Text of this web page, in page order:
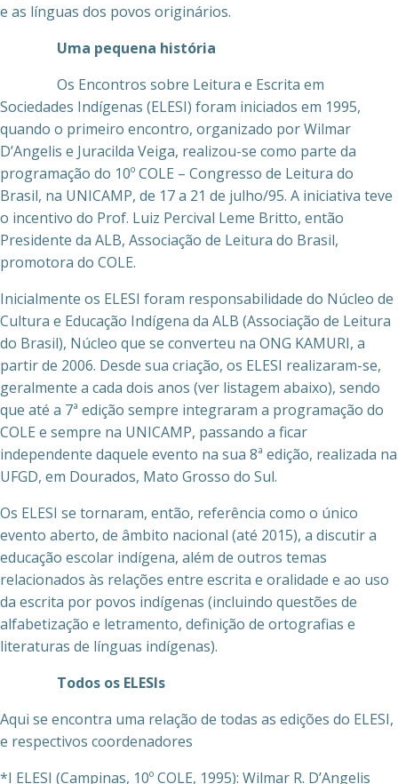
e as línguas dos povos originários.
Uma pequena história
Os Encontros sobre Leitura e Escrita em
Sociedades Indígenas (ELESI) foram iniciados em 1995,
quando o primeiro encontro, organizado por Wilmar
D’Angelis e Juracilda Veiga, realizou-se como parte da
programação do 10º COLE – Congresso de Leitura do
Brasil, na UNICAMP, de 17 a 21 de julho/95. A iniciativa teve
o incentivo do Prof. Luiz Percival Leme Britto, então
Presidente da ALB, Associação de Leitura do Brasil,
promotora do COLE.
Inicialmente os ELESI foram responsabilidade do Núcleo de
Cultura e Educação Indígena da ALB (Associação de Leitura
do Brasil), Núcleo que se converteu na ONG KAMURI, a
partir de 2006. Desde sua criação, os ELESI realizaram-se,
geralmente a cada dois anos (ver listagem abaixo), sendo
que até a 7ª edição sempre integraram a programação do
COLE e sempre na UNICAMP, passando a ficar
independente daquele evento na sua 8ª edição, realizada na
UFGD, em Dourados, Mato Grosso do Sul.
Os ELESI se tornaram, então, referência como o único
evento aberto, de âmbito nacional (até 2015), a discutir a
educação escolar indígena, além de outros temas
relacionados às relações entre escrita e oralidade e ao uso
da escrita por povos indígenas (incluindo questões de
alfabetização e letramento, definição de ortografias e
literaturas de línguas indígenas).
Todos os ELESIs
Aqui se encontra uma relação de todas as edições do ELESI,
e respectivos coordenadores
*I ELESI (Campinas, 10º COLE, 1995): Wilmar R. D’Angelis